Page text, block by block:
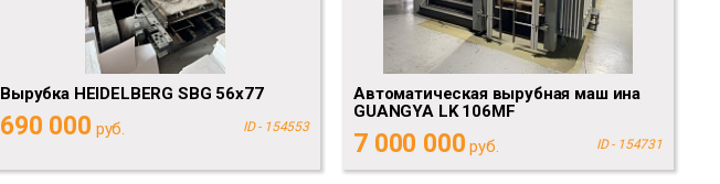
Вырубка HEIDELBERG SBG 56x77
690 000 руб. ID - 154553
Автоматическая вырубная маш ина
GUANGYA LK 106MF
7 000 000 руб. ID - 154731